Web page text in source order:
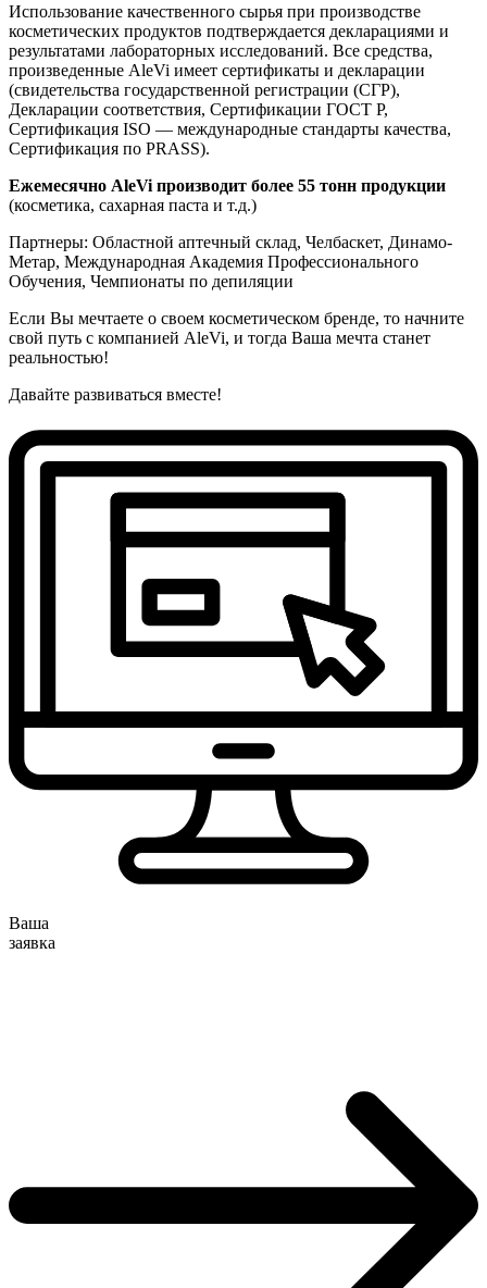
Использование качественного сырья при производстве
косметических продуктов подтверждается декларациями и
результатами лабораторных исследований. Все средства,
произведенные AleVi имеет сертификаты и декларации
(свидетельства государственной регистрации (СГР),
Декларации соответствия, Сертификации ГОСТ Р,
Сертификация ISO — международные стандарты качества,
Сертификация по PRASS).
Ежемесячно AleVi производит более 55 тонн продукции
(косметика, сахарная паста и т.д.)
Партнеры: Областной аптечный склад, Челбаскет, Динамо-
Метар, Международная Академия Профессионального
Обучения, Чемпионаты по депиляции
Если Вы мечтаете о своем косметическом бренде, то начните
свой путь с компанией AleVi, и тогда Ваша мечта станет
реальностью!
Давайте развиваться вместе!
Ваша
заявка